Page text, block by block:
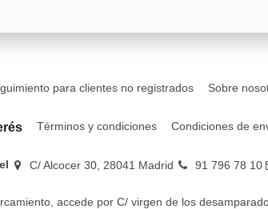
para clientes no registrados Sobre
Términos y condiciones Condiciones de
C/ Alcocer 30, 28041 Madrid 91 796 78 10
accede por C/ virgen de los